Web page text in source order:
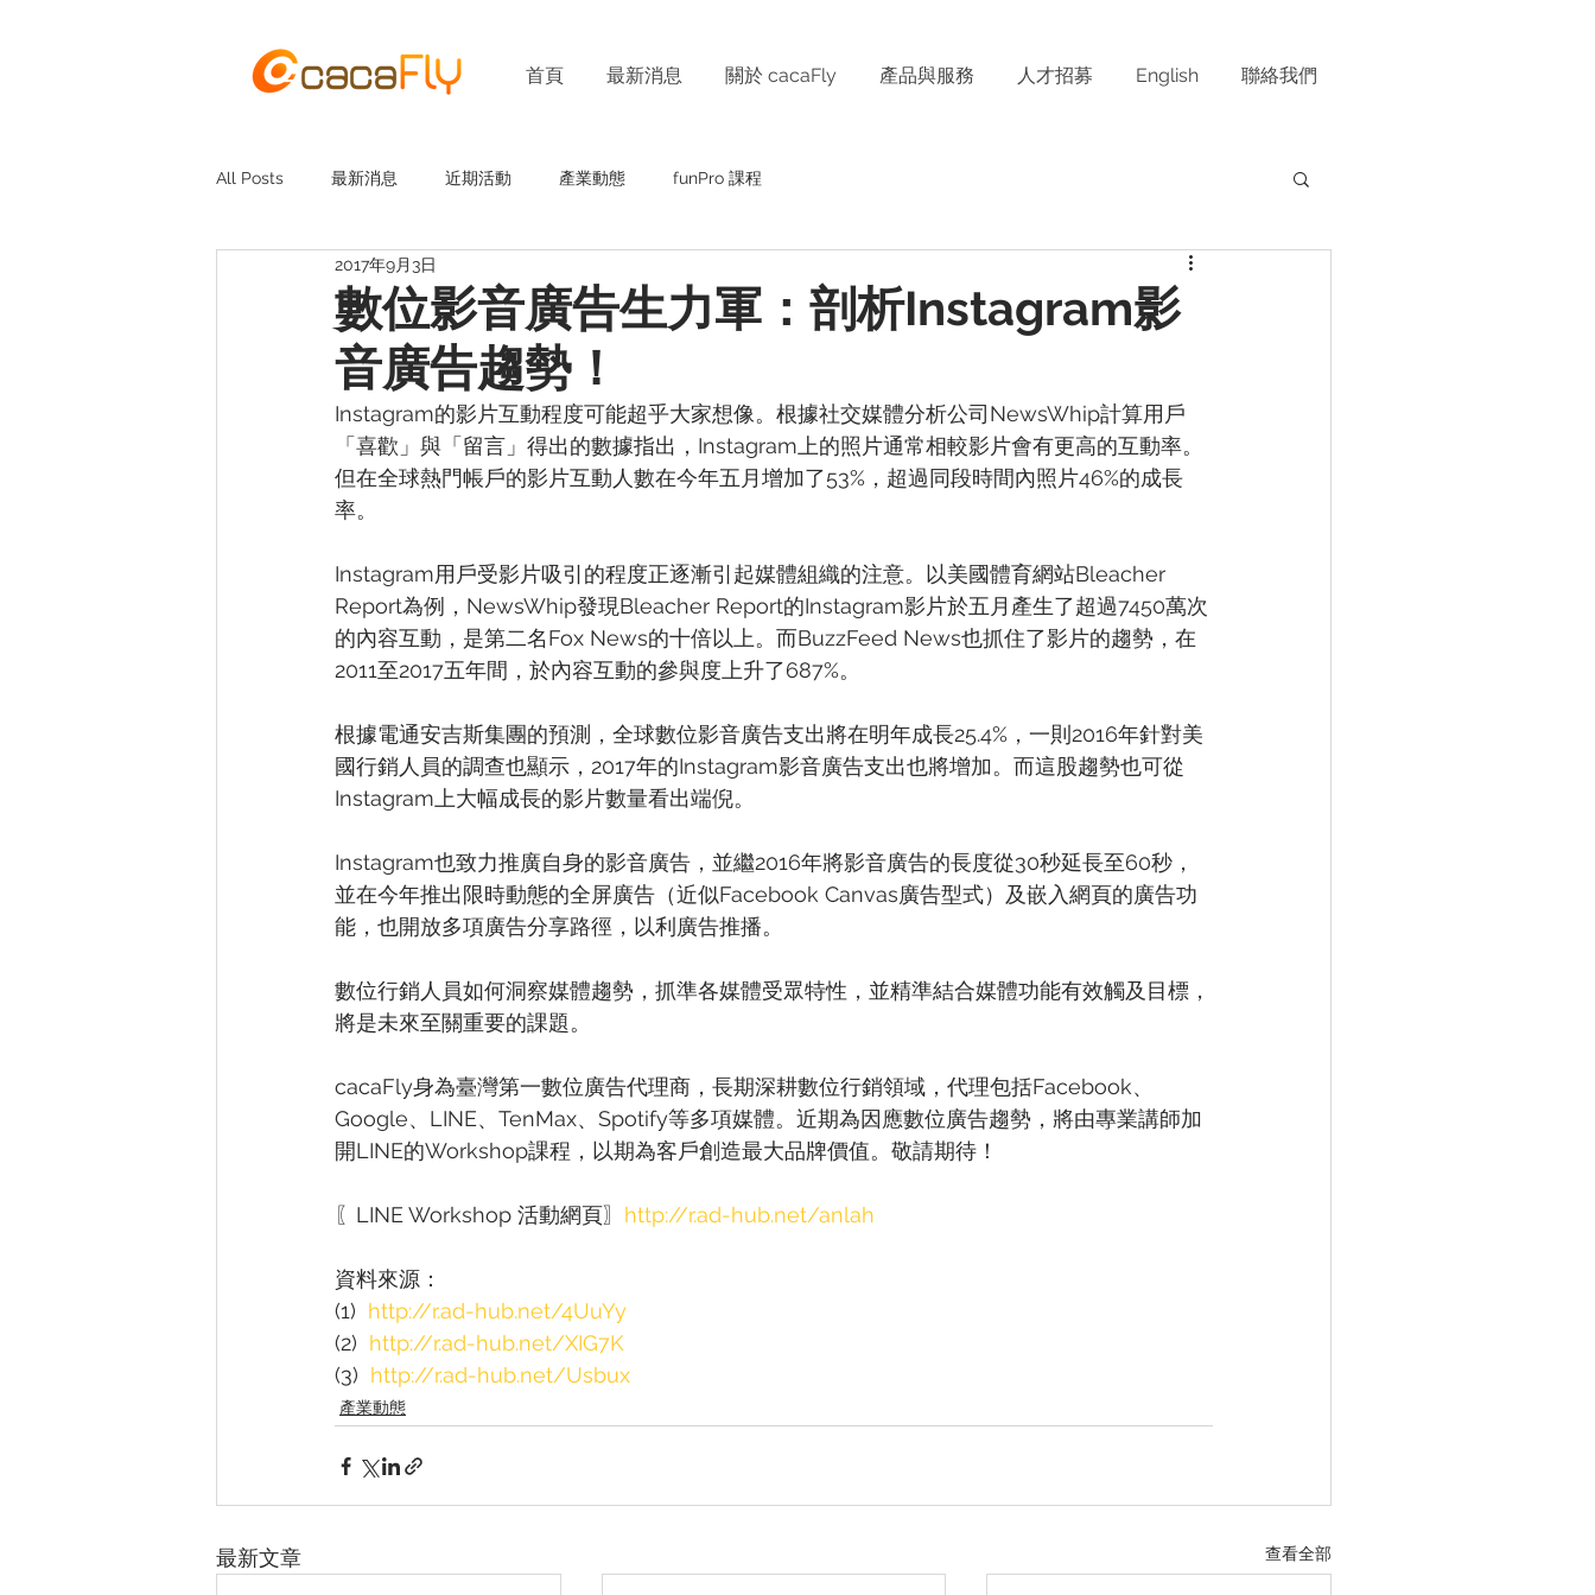
首頁 最新消息 關於 cacaFly 產品與服務 人才招募 English 聯絡我們
All Posts 最新消息 近期活動 產業動態 funPro 課程
數位影音廣告生力軍：剖析Instagram影
音廣告趨勢！
2017年9月3日
Instagram的影片互動程度可能超乎大家想像。根據社交媒體分析公司NewsWhip計算用戶
「喜歡」與「留言」得出的數據指出，Instagram上的照片通常相較影片會有更高的互動率。
但在全球熱門帳戶的影片互動人數在今年五月增加了53%，超過同段時間內照片46%的成長
率。
Instagram用戶受影片吸引的程度正逐漸引起媒體組織的注意。以美國體育網站Bleacher
Report為例，NewsWhip發現Bleacher Report的Instagram影片於五月產生了超過7450萬次
的內容互動，是第二名Fox News的十倍以上。而BuzzFeed News也抓住了影片的趨勢，在
2011至2017五年間，於內容互動的參與度上升了687%。
根據電通安吉斯集團的預測，全球數位影音廣告支出將在明年成長25.4%，一則2016年針對美
國行銷人員的調查也顯示，2017年的Instagram影音廣告支出也將增加。而這股趨勢也可從
Instagram上大幅成長的影片數量看出端倪。
Instagram也致力推廣自身的影音廣告，並繼2016年將影音廣告的長度從30秒延長至60秒，
並在今年推出限時動態的全屏廣告（近似Facebook Canvas廣告型式）及嵌入網頁的廣告功
能，也開放多項廣告分享路徑，以利廣告推播。
數位行銷人員如何洞察媒體趨勢，抓準各媒體受眾特性，並精準結合媒體功能有效觸及目標，
將是未來至關重要的課題。
cacaFly身為臺灣第一數位廣告代理商，長期深耕數位行銷領域，代理包括Facebook、
Google、LINE、TenMax、Spotify等多項媒體。近期為因應數位廣告趨勢，將由專業講師加
開LINE的Workshop課程，以期為客戶創造最大品牌價值。敬請期待！
〖LINE Workshop 活動網頁〗 http://r.ad-hub.net/anlah
資料來源：
(1) http://r.ad-hub.net/4UuYy
(2) http://r.ad-hub.net/XIG7K
(3) http://r.ad-hub.net/Usbux
產業動態
最新文章 查看全部